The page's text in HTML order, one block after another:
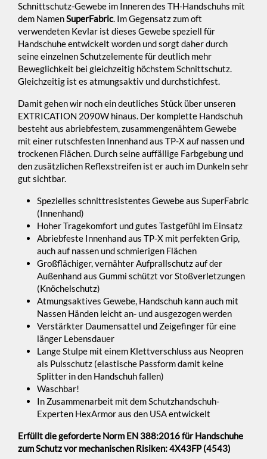
Schnittschutz-Gewebe im Inneren des TH-Handschuhs mit
dem NamenSuperFabric. Im Gegensatz zum oft
verwendeten Kevlar ist dieses Gewebe speziell für
Handschuhe entwickelt worden und sorgt daher durch
seine einzelnen Schutzelemente für deutlich mehr
Beweglichkeit bei gleichzeitig höchstem Schnittschutz.
Gleichzeitig ist es atmungsaktiv und durchstichfest.
Damit gehen wir noch ein deutliches Stück über unseren
EXTRICATION 2090W hinaus. Der komplette Handschuh
besteht aus abriebfestem, zusammengenähtem Gewebe
mit einer rutschfesten Innenhand aus TP-X auf nassen und
trockenen Flächen. Durch seine auffällige Farbgebung und
den zusätzlichen Reflexstreifen ist er auch im Dunkeln sehr
gut sichtbar.
Spezielles schnittresistentes Gewebe aus SuperFabric
(Innenhand)
Hoher Tragekomfort und gutes Tastgefühl im Einsatz
Abriebfeste Innenhand aus TP-X mit perfekten Grip,
auch auf nassen und schmierigen Flächen
Großflächiger, vernähter Aufprallschutz auf der
Außenhand aus Gummi schützt vor Stoßverletzungen
(Knöchelschutz)
Atmungsaktives Gewebe, Handschuh kann auch mit
Nassen Händen leicht an- und ausgezogen werden
Verstärkter Daumensattel und Zeigefinger für eine
länger Lebensdauer
Lange Stulpe mit einem Klettverschluss aus Neopren
als Pulsschutz (elastische Passform damit keine
Splitter in den Handschuh fallen)
Waschbar!
In Zusammenarbeit mit dem Schutzhandschuh-
Experten HexArmor aus den USA entwickelt
Erfüllt die geforderte Norm EN 388:2016 für Handschuhe
zum Schutz vor mechanischen Risiken: 4X43FP (4543)